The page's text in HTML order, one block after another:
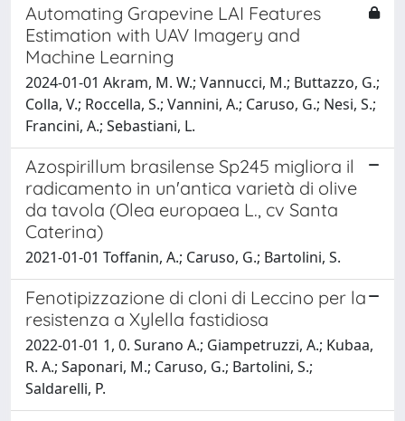
Automating Grapevine LAI Features
Estimation with UAV Imagery and
Machine Learning
2024-01-01 Akram, M. W.; Vannucci, M.; Buttazzo, G.;
Colla, V.; Roccella, S.; Vannini, A.; Caruso, G.; Nesi, S.;
Francini, A.; Sebastiani, L.
Azospirillum brasilense Sp245 migliora il
radicamento in un'antica varietà di olive
da tavola (Olea europaea L., cv Santa
Caterina)
2021-01-01 Toffanin, A.; Caruso, G.; Bartolini, S.
Fenotipizzazione di cloni di Leccino per la
resistenza a Xylella fastidiosa
2022-01-01 1, 0. Surano A.; Giampetruzzi, A.; Kubaa,
R. A.; Saponari, M.; Caruso, G.; Bartolini, S.;
Saldarelli, P.